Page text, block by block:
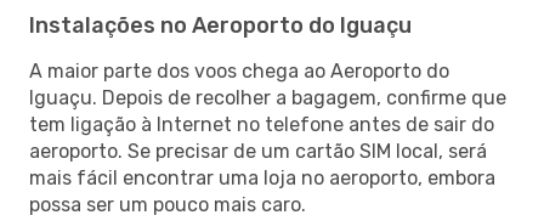
Instalações no Aeroporto do Iguaçu
A maior parte dos voos chega ao Aeroporto do
Iguaçu. Depois de recolher a bagagem, confirme que
tem ligação à Internet no telefone antes de sair do
aeroporto. Se precisar de um cartão SIM local, será
mais fácil encontrar uma loja no aeroporto, embora
possa ser um pouco mais caro.